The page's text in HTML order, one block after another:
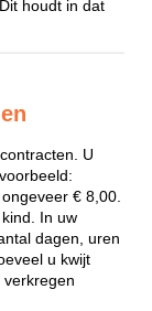
houdt in dat
U
€ 8,00.
In uw
dagen, uren
u kwijt